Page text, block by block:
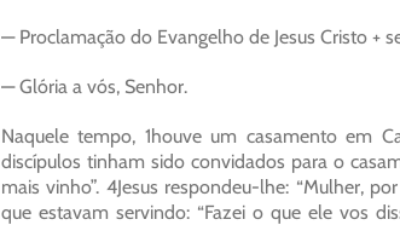
— Proclamação do Evangelho de Jesus Cristo +
— Glória a vós, Senhor.
Naquele tempo, 1houve um casamento em
discípulos tinham sido convidados para o
mais vinho”. 4Jesus respondeu-lhe: “Mulher,
que estavam servindo: “Fazei o que ele vos